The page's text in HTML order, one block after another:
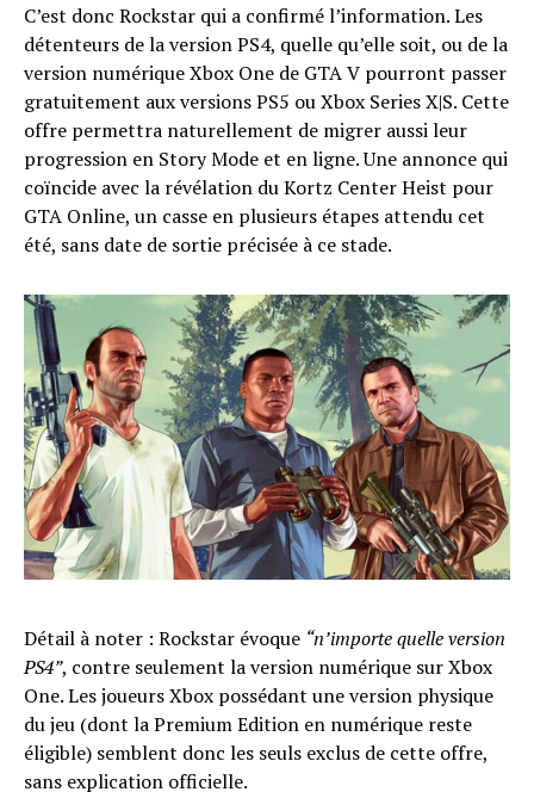
C’est donc Rockstar qui a confirmé l’information. Les
détenteurs de la version PS4, quelle qu’elle soit, ou de la
version numérique Xbox One de GTA V pourront passer
gratuitement aux versions PS5 ou Xbox Series X|S. Cette
offre permettra naturellement de migrer aussi leur
progression en Story Mode et en ligne. Une annonce qui
coïncide avec la révélation du Kortz Center Heist pour
GTA Online, un casse en plusieurs étapes attendu cet
été, sans date de sortie précisée à ce stade.
Détail à noter : Rockstar évoque “n’importe quelle version
PS4”, contre seulement la version numérique sur Xbox
One. Les joueurs Xbox possédant une version physique
du jeu (dont la Premium Edition en numérique reste
éligible) semblent donc les seuls exclus de cette offre,
sans explication officielle.